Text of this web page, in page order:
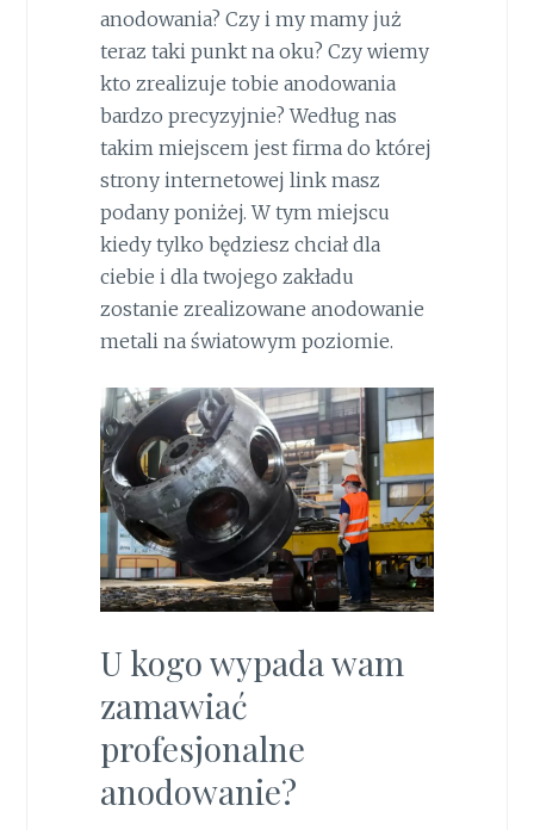
anodowania? Czy i my mamy już
teraz taki punkt na oku? Czy wiemy
kto zrealizuje tobie anodowania
bardzo precyzyjnie? Według nas
takim miejscem jest firma do której
strony internetowej link masz
podany poniżej. W tym miejscu
kiedy tylko będziesz chciał dla
ciebie i dla twojego zakładu
zostanie zrealizowane anodowanie
metali na światowym poziomie.
U kogo wypada wam
zamawiać
profesjonalne
anodowanie?